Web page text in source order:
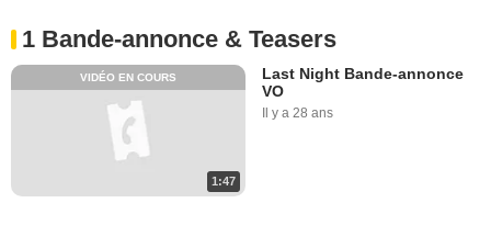
1 Bande-annonce & Teasers
1:47
VIDÉO EN COURS
Last Night Bande-annonce
VO
Il y a 28 ans